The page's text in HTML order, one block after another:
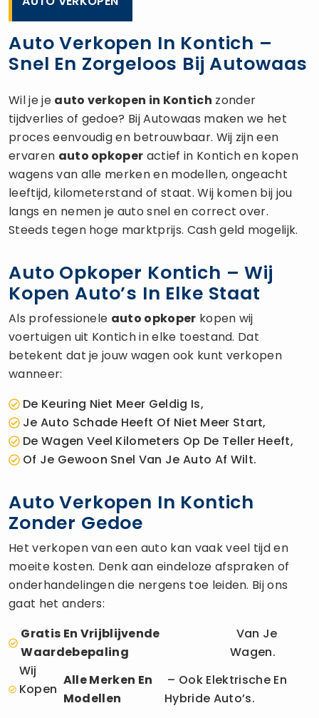
Auto Verkopen In Kontich –
Snel En Zorgeloos Bij Autowaas
Wil je je auto verkopen in Kontich zonder
tijdverlies of gedoe? Bij Autowaas maken we het
proces eenvoudig en betrouwbaar. Wij zijn een
ervaren auto opkoper actief in Kontich en kopen
wagens van alle merken en modellen, ongeacht
leeftijd, kilometerstand of staat. Wij komen bij jou
langs en nemen je auto snel en correct over.
Steeds tegen hoge marktprijs. Cash geld mogelijk.
Auto Opkoper Kontich – Wij
Kopen Auto’s In Elke Staat
Als professionele auto opkoper kopen wij
voertuigen uit Kontich in elke toestand. Dat
betekent dat je jouw wagen ook kunt verkopen
wanneer:
De Keuring Niet Meer Geldig Is,
Je Auto Schade Heeft Of Niet Meer Start,
De Wagen Veel Kilometers Op De Teller Heeft,
Of Je Gewoon Snel Van Je Auto Af Wilt.
Auto Verkopen In Kontich
Zonder Gedoe
Het verkopen van een auto kan vaak veel tijd en
moeite kosten. Denk aan eindeloze afspraken of
onderhandelingen die nergens toe leiden. Bij ons
gaat het anders:
Gratis En Vrijblijvende
Waardebepaling
Van Je
Wagen.
Wij
Kopen
Alle Merken En
Modellen
– Ook Elektrische En
Hybride Auto’s.